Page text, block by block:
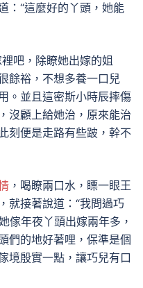
“這麼好的丫頭，她能
吧，除瞭她出嫁的姐
餘裕，不想多養一口兒
。並且這密斯小時辰摔傷
沒顧上給她治，原來能治
刻便是走路有些跛，幹不
，喝瞭兩口水，瞟一眼王
就接著說道：“我問過巧
傢年夜丫頭出嫁兩年多，
們的地好著哩，保準是個
境殷實一點，讓巧兒有口